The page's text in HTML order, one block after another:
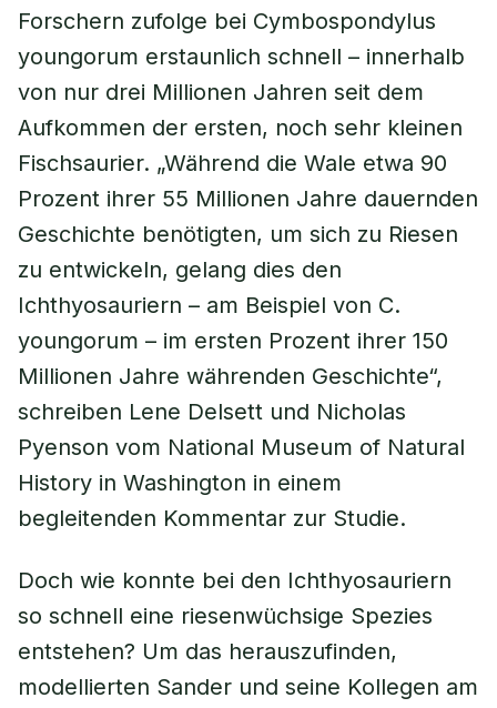
Forschern zufolge bei Cymbospondylus
youngorum erstaunlich schnell – innerhalb
von nur drei Millionen Jahren seit dem
Aufkommen der ersten, noch sehr kleinen
Fischsaurier. „Während die Wale etwa 90
Prozent ihrer 55 Millionen Jahre dauernden
Geschichte benötigten, um sich zu Riesen
zu entwickeln, gelang dies den
Ichthyosauriern – am Beispiel von C.
youngorum – im ersten Prozent ihrer 150
Millionen Jahre währenden Geschichte“,
schreiben Lene Delsett und Nicholas
Pyenson vom National Museum of Natural
History in Washington in einem
begleitenden Kommentar zur Studie.
Doch wie konnte bei den Ichthyosauriern
so schnell eine riesenwüchsige Spezies
entstehen? Um das herauszufinden,
modellierten Sander und seine Kollegen am